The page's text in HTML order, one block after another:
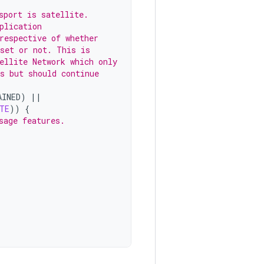
is satellite.
of whether
is set or not. This is
Network which only
but should continue
)
||
))
{
features.